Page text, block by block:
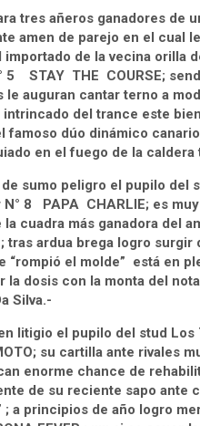
tres añeros ganadores de
amen de parejo en el cual
importado de la vecina orilla
5 STAY THE COURSE;
le auguran cantar terno a
intrincado del trance este
famoso dúo dinámico
en el fuego de la
sumo peligro el pupilo del
N° 8 PAPA CHARLIE; es
cuadra más ganadora del
tras ardua brega logro surgir
“rompió el molde” está en
la dosis con la monta del
Silva.-
litigio el pupilo del stud Los
su cartilla ante rivales
enorme chance de
de su reciente sapo ante
; a principios de año logro